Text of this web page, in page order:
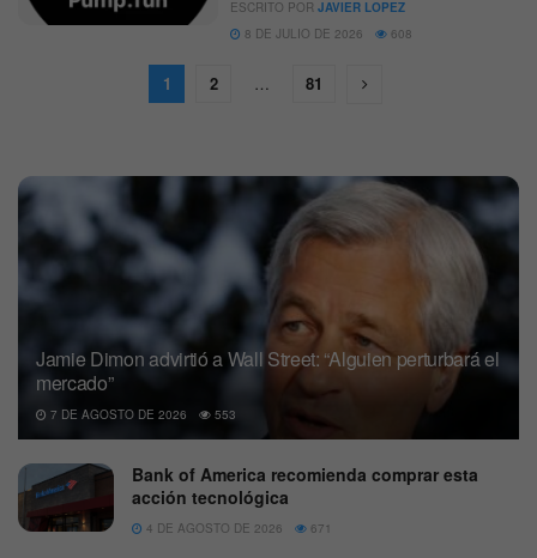
ESCRITO POR JAVIER LOPEZ
8 DE JULIO DE 2026
608
1 2 … 81
Jamie Dimon advirtió a Wall Street: “Alguien perturbará el
mercado”
7 DE AGOSTO DE 2026 553
Bank of America recomienda comprar esta
acción tecnológica
4 DE AGOSTO DE 2026 671